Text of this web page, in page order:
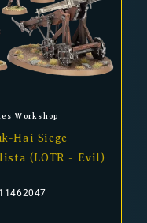
Workshop
Hai Siege
(LOTR - Evil)